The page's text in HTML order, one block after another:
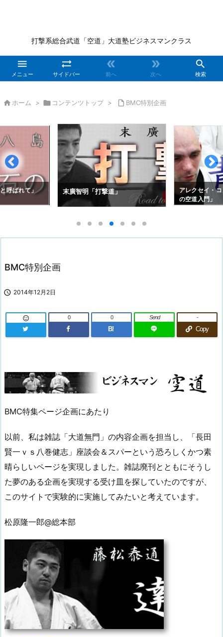
打撃系総合武道「空道」大道塾ビジネスマンクラス

メニュー

サイドバー

前へ

次へ

検索
 ホーム >  コンテンツトップ >  BMC特別企画
呼ばれて」 末廣智明「打撃道」
アレクセイ・
の空道入門」
BMC特別企画
 2014年12月2日
 0
B!
0 Send
Copy
-
BMC特集ページ企画にあたり
以前、私は雑誌「大道無門」の内容企画を担当し、「長田
賢一ｖｓ八巻健志」座談会＆スパーという恐ろしくかつ素
晴らしいページを実現しました。雑誌廃刊とともにそうし
た夢のある企画を実現する受け皿を探していたのですが、
このサイトで実験的に実施してみたいと考えています。
松原隆一郎@総本部